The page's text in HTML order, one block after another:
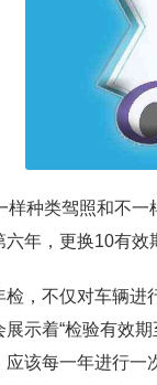
样种类驾照和不
年，更换10有效
检，不仅对车辆进
示着“检验有效
应该每一年进行